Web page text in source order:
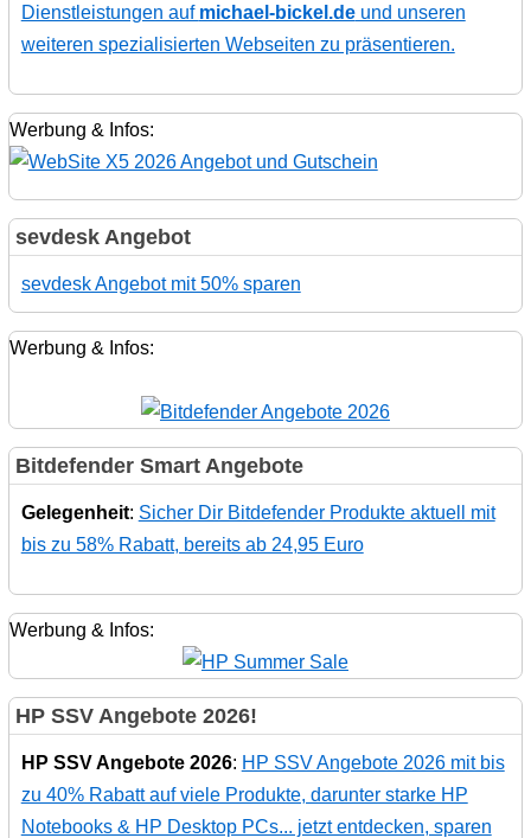
Dienstleistungen auf michael-bickel.deund unseren
weiteren spezialisierten Webseiten zu präsentieren.
Werbung & Infos:
sevdesk Angebot
sevdesk Angebot mit 50% sparen
Werbung & Infos:
Bitdefender Smart Angebote
Gelegenheit: Sicher Dir Bitdefender Produkte aktuell mit
bis zu 58% Rabatt, bereits ab 24,95 Euro
Werbung & Infos:
HP SSV Angebote 2026!
HP SSV Angebote 2026: HP SSV Angebote 2026 mit bis
zu 40% Rabatt auf viele Produkte, darunter starke HP
Notebooks & HP Desktop PCs... jetzt entdecken, sparen